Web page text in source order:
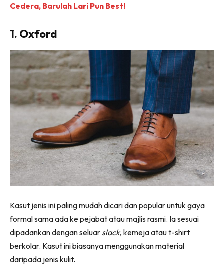
Cedera, Barulah Lari Pun Best!
1. Oxford
Kasut jenis ini paling mudah dicari dan popular untuk gaya
formal sama ada ke pejabat atau majlis rasmi. Ia sesuai
dipadankan dengan seluar slack, kemeja atau t-shirt
berkolar. Kasut ini biasanya menggunakan material
daripada jenis kulit.